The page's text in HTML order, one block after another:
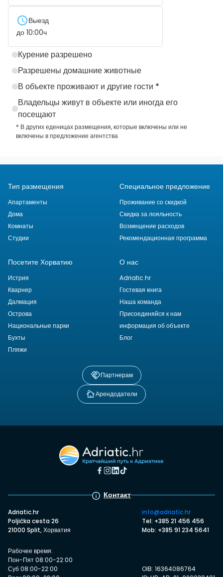
Выезд
до 10:00ч
Курение разрешено
Разрешены домашние животные
В объекте проживают и другие гости *
Владельцы живут в объекте или иногда его
посещают
* В других еденицах размещения, которые включены или не
включены в предложение агентства
Тип размещения
Апартаменты
Дома
Комнаты
Студии
Специальное предложение
Проживание со скидкой
Скидка за лояльность
Возмещение расходов
Рекомендационная программа
Посетите Хорватию
Истрия
Кварнер
Далмация
Острова
Национальные парки
Бухты
Пляжи
О нас
Adriatic.hr
Гостевая книга
Наша команда
Присоединяйся к нам
информация об объекте
Блог
Партнерам
Арендодатели
Контакт
Adriatic.hr
Poljička cesta 26
21000 Split, Хорватия
info@adriatic.hr
Tel: +385 21 456 456
Mob: +385 91 234 5641
Рабочее время:
Пон-Пят 08:00-22:00
Суб 08:00-22:00
OIB: 16364086764